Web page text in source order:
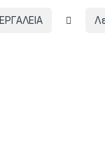
ΕΡΓΑΛΕΙΑ